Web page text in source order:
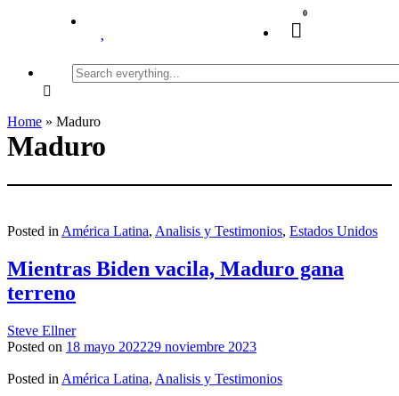
0
Search
everything...
Home » Maduro
Maduro
Posted in América Latina, Analisis y Testimonios, Estados Unidos
Mientras Biden vacila, Maduro gana
terreno
Steve Ellner
Posted on 18 mayo 202229 noviembre 2023
Posted in América Latina, Analisis y Testimonios